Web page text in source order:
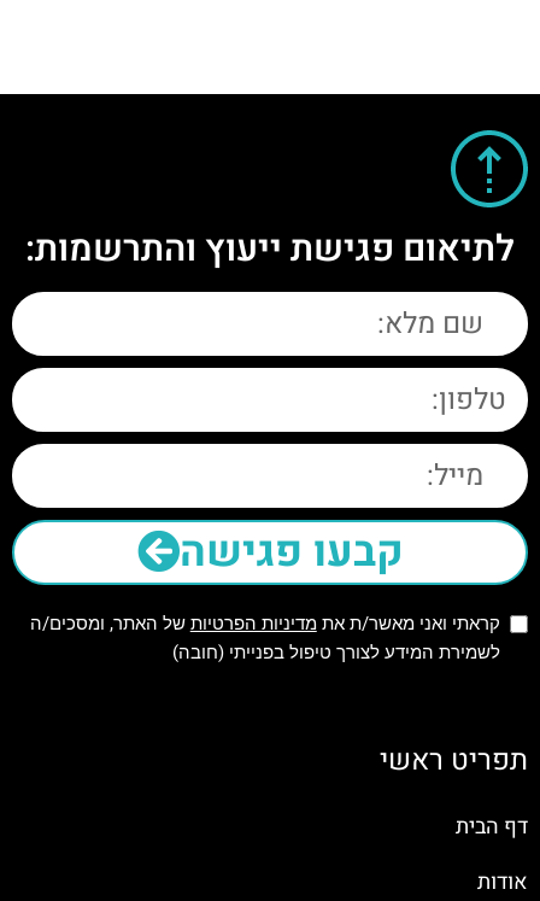
לתיאום פגישת ייעוץ והתרשמות:
קראתי ואני מאשר/ת אתמדיניות הפרטיות של האתר, ומסכים/ה
לשמירת המידע לצורך טיפול בפנייתי (חובה)
קבעו פגישה
תפריט ראשי
דף הבית
אודות